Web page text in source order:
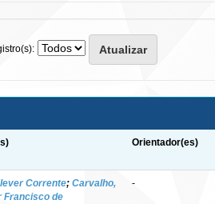
Orientador(es)
Corrente; Carvalho,
Francisco de
-